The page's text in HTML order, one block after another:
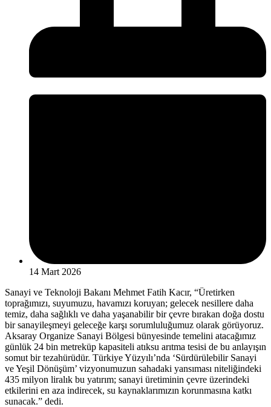
14 Mart 2026
Sanayi ve Teknoloji Bakanı Mehmet Fatih Kacır, “Üretirken
toprağımızı, suyumuzu, havamızı koruyan; gelecek nesillere daha
temiz, daha sağlıklı ve daha yaşanabilir bir çevre bırakan doğa dostu
bir sanayileşmeyi geleceğe karşı sorumluluğumuz olarak görüyoruz.
Aksaray Organize Sanayi Bölgesi bünyesinde temelini atacağımız
günlük 24 bin metreküp kapasiteli atıksu arıtma tesisi de bu anlayışın
somut bir tezahürüdür. Türkiye Yüzyılı’nda ‘Sürdürülebilir Sanayi
ve Yeşil Dönüşüm’ vizyonumuzun sahadaki yansıması niteliğindeki
435 milyon liralık bu yatırım; sanayi üretiminin çevre üzerindeki
etkilerini en aza indirecek, su kaynaklarımızın korunmasına katkı
sunacak.” dedi.